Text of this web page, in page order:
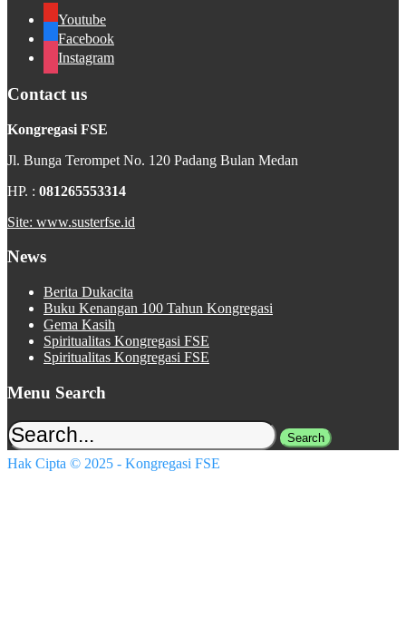
Youtube
Facebook
Instagram
Contact us
Kongregasi FSE
Jl. Bunga Terompet No. 120 Padang Bulan Medan
HP. : 081265553314
Site: www.susterfse.id
News
Berita Dukacita
Buku Kenangan 100 Tahun Kongregasi
Gema Kasih
Spiritualitas Kongregasi FSE
Spiritualitas Kongregasi FSE
Menu Search
Hak Cipta © 2025 - Kongregasi FSE